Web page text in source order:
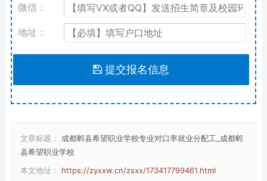
微信：
地址：
提交报名信息
文章标题： 成都郫县希望职业学校专业对口率就业分配工_成都郫
县希望职业学校
本文地址： https://zyxxw.cn/zsxx/173417799461.html